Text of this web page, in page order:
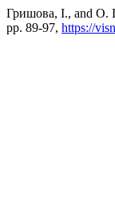
Гришова, І.,
pp. 89-97, https://